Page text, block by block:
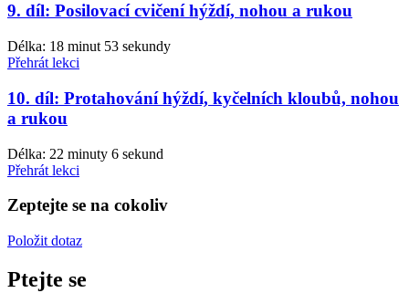
9. díl: Posilovací cvičení hýždí, nohou a rukou
Délka: 18 minut 53 sekundy
Přehrát lekci
10. díl: Protahování hýždí, kyčelních kloubů, nohou
a rukou
Délka: 22 minuty 6 sekund
Přehrát lekci
Zeptejte se na cokoliv
Položit dotaz
Ptejte se